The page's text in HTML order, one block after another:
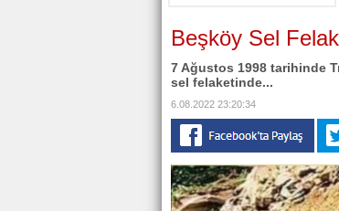
Beşköy Sel
7 Ağustos 1998 tarihinde
sel felaketinde...
6.08.2022 23:20:34